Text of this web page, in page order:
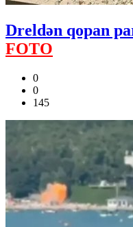
Dreldən qopan
FOTO
0
0
145